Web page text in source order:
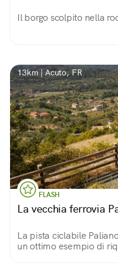
Il borgo scolpito nella
13km | Acuto, FR
FLASH
La vecchia ferrovia
La pista ciclabile
un ottimo esempio di